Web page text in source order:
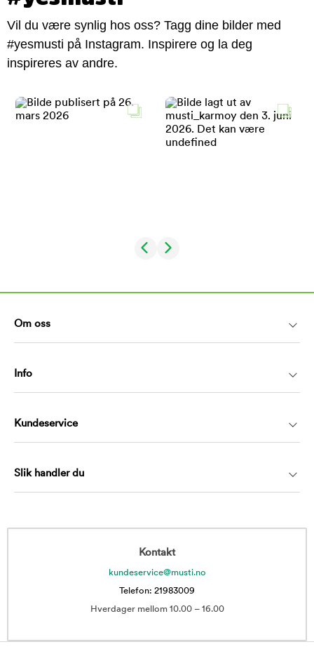
Vil du være synlig hos oss? Tagg dine bilder med
#yesmusti på Instagram. Inspirere og la deg
inspireres av andre.
Om oss
Info
Kundeservice
Slik handler du
Kontakt
kundeservice@musti.no
Telefon: 21983009
Hverdager mellom 10.00 – 16.00